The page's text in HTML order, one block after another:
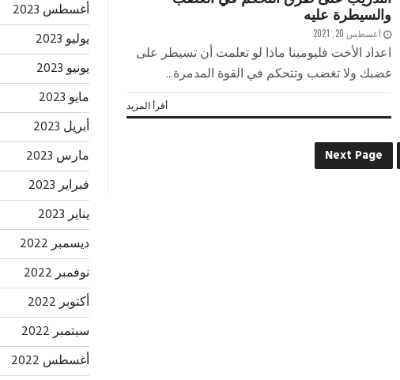
والسيطرة عليه
أغسطس 20, 2021
اعداد الأخت فليومينا ماذا لو تعلمت أن تسيطر على
غضبك ولا تغضب وتتحكم في القوة المدمرة...
أقرأ المزيد
Next Page
أغسطس 2023
يوليو 2023
يونيو 2023
مايو 2023
أبريل 2023
مارس 2023
فبراير 2023
يناير 2023
ديسمبر 2022
نوفمبر 2022
أكتوبر 2022
سبتمبر 2022
أغسطس 2022